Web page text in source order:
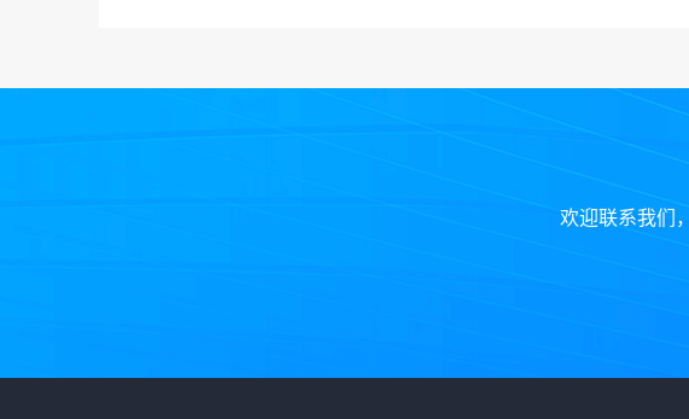
欢迎联系我们